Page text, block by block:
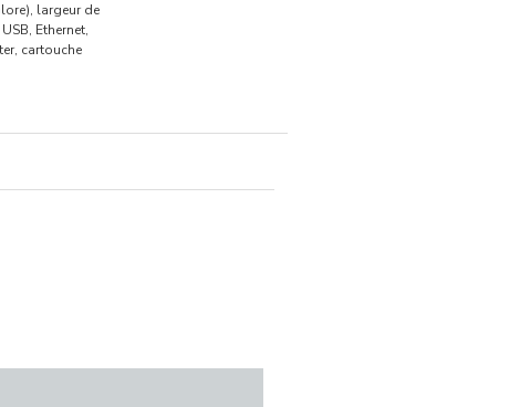
largeur de
Ethernet,
cartouche